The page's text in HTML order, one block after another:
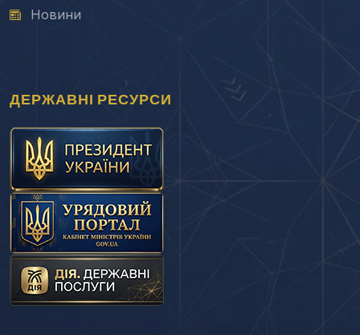
Новини
ДЕРЖАВНІ РЕСУРСИ